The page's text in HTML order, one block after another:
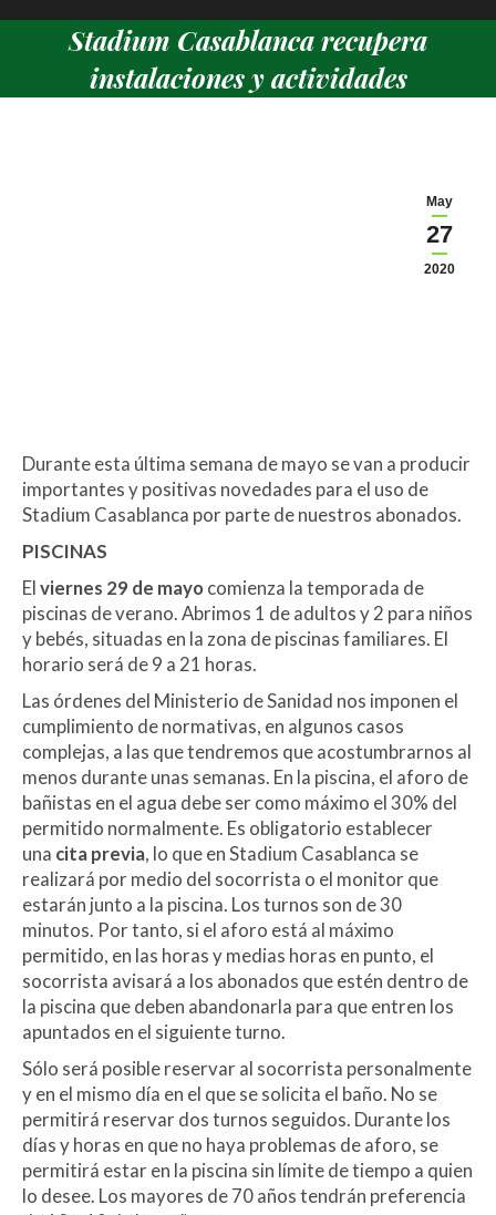
Stadium Casablanca recupera
instalaciones y actividades
May
27
2020
Durante esta última semana de mayo se van a producir
importantes y positivas novedades para el uso de
Stadium Casablanca por parte de nuestros abonados.
PISCINAS
Elviernes 29 de mayo comienza la temporada de
piscinas de verano. Abrimos 1 de adultos y 2 para niños
y bebés, situadas en la zona de piscinas familiares. El
horario será de 9 a 21 horas.
Las órdenes del Ministerio de Sanidad nos imponen el
cumplimiento de normativas, en algunos casos
complejas, a las que tendremos que acostumbrarnos al
menos durante unas semanas. En la piscina, el aforo de
bañistas en el agua debe ser como máximo el 30% del
permitido normalmente. Es obligatorio establecer
una cita previa, lo que en Stadium Casablanca se
realizará por medio del socorrista o el monitor que
estarán junto a la piscina. Los turnos son de 30
minutos. Por tanto, si el aforo está al máximo
permitido, en las horas y medias horas en punto, el
socorrista avisará a los abonados que estén dentro de
la piscina que deben abandonarla para que entren los
apuntados en el siguiente turno.
Sólo será posible reservar al socorrista personalmente
y en el mismo día en el que se solicita el baño. No se
permitirá reservar dos turnos seguidos. Durante los
días y horas en que no haya problemas de aforo, se
permitirá estar en la piscina sin límite de tiempo a quien
lo desee. Los mayores de 70 años tendrán preferencia